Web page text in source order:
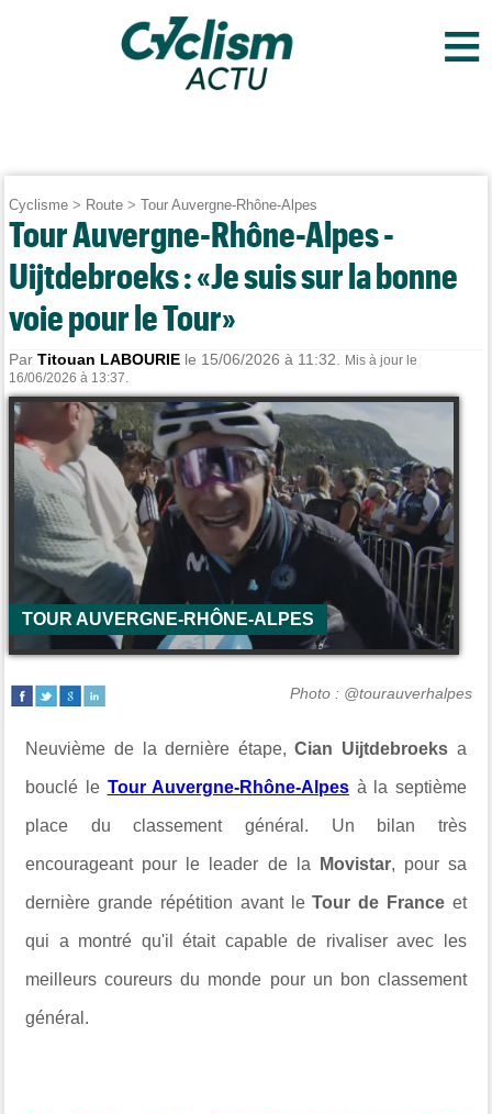
≡
Cyclisme > Route >Tour Auvergne-Rhône-Alpes
Tour Auvergne-Rhône-Alpes -
Uijtdebroeks : «Je suis sur la bonne
voie pour le Tour»
ParTitouan LABOURIE le 15/06/2026 à 11:32.
Mis à jour le
16/06/2026 à 13:37.
TOUR AUVERGNE-RHÔNE-ALPES
Photo : @tourauverhalpes
Neuvième de la dernière étape,Cian Uijtdebroeksa
bouclé le Tour Auvergne-Rhône-Alpes à la septième
place du classement général. Un bilan très
encourageant pour le leader de la Movistar, pour sa
dernière grande répétition avant leTour de Franceet
qui a montré qu'il était capable de rivaliser avec les
meilleurs coureurs du monde pour un bon classement
général.